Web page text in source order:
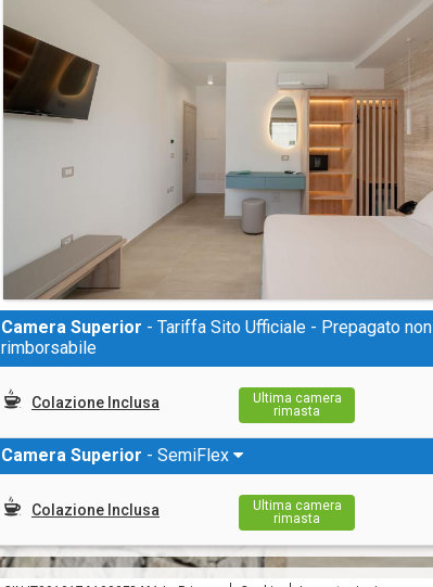
Camera Superior - Tariffa Sito Ufficiale - Prepagato non
rimborsabile
Colazione Inclusa
Ultima camera
rimasta
Camera Superior - SemiFlex
Colazione Inclusa
Ultima camera
rimasta